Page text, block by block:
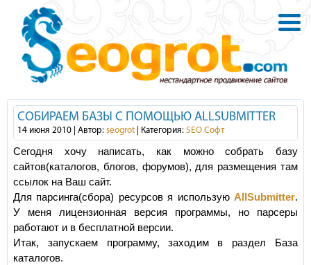
СОБИРАЕМ БАЗЫ С ПОМОЩЬЮ ALLSUBMITTER
14 июня 2010 | Автор: seogrot | Категория: SEO Софт
Сегодня хочу написать, как можно собрать базу
сайтов(каталогов, блогов, форумов), для размещения там
ссылок на Ваш сайт.
Для парсинга(сбора) ресурсов я использую AllSubmitter.
У меня лицензионная версия программы, но парсеры
работают и в бесплатной версии.
Итак, запускаем программу, заходим в раздел База
каталогов.